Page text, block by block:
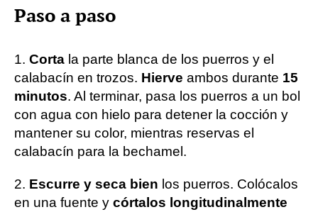
Paso a paso
1. Corta la parte blanca de los puerros y el
calabacín en trozos. Hierve ambos durante 15
minutos. Al terminar, pasa los puerros a un bol
con agua con hielo para detener la cocción y
mantener su color, mientras reservas el
calabacín para la bechamel.
2. Escurre y seca bien los puerros. Colócalos
en una fuente y córtalos longitudinalmente